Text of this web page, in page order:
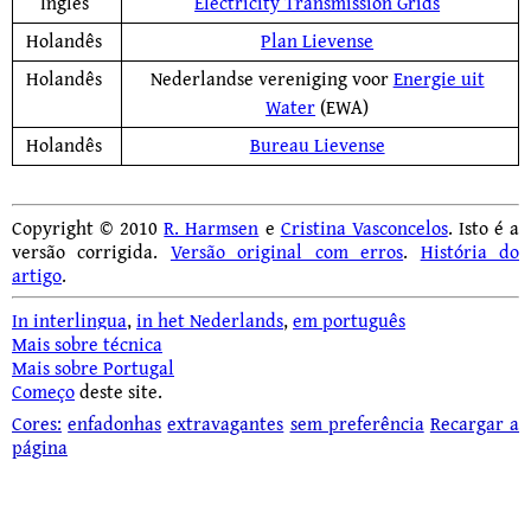
Holandês
Plan Lievense
Holandês
Nederlandse vereniging voorEnergie uit
Water (EWA)
Holandês
Bureau Lievense
Copyright © 2010R. Harmsen e Cristina Vasconcelos. Isto é a
versão corrigida. Versão original com erros. História do
artigo.
In interlingua,in het Nederlands,em português
Mais sobre técnica
Mais sobre Portugal
Começodeste site.
Cores: enfadonhas extravagantes sem preferência Recargar a
página